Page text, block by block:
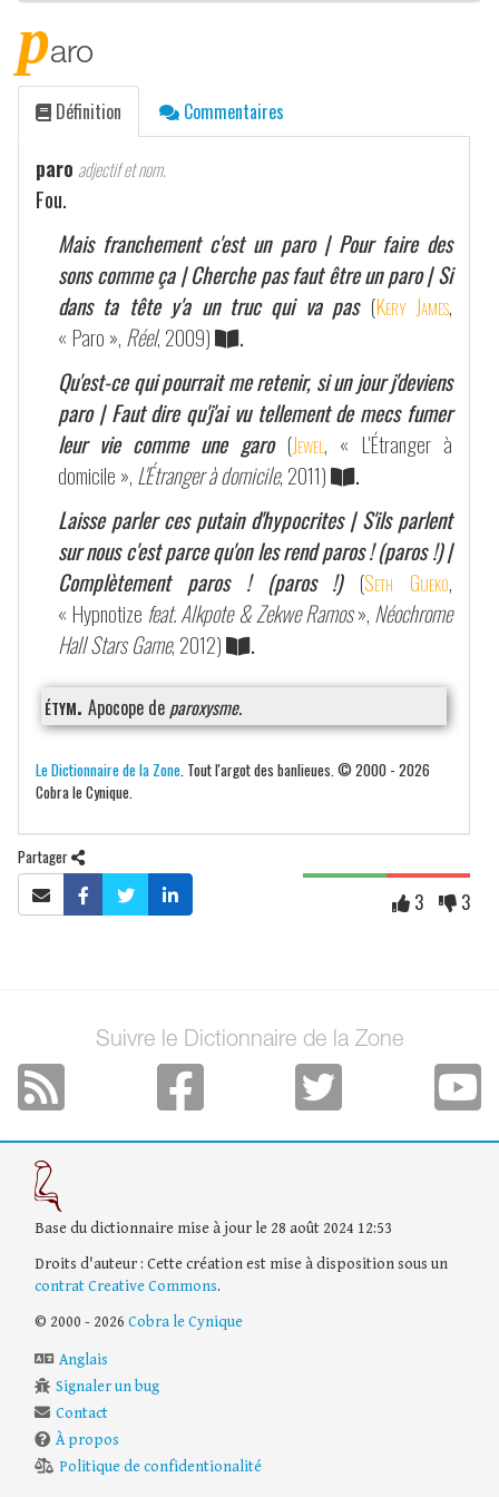
paro
Définition Commentaires
paro adjectif et nom.
Fou.
Mais franchement c'est un paro | Pour faire des
sons comme ça | Cherche pas faut être un paro | Si
dans ta tête y'a un truc qui va pas (Kery James,
« Paro », Réel, 2009)
.
Qu'est-ce qui pourrait me retenir, si un jour j'deviens
paro | Faut dire qu'j'ai vu tellement de mecs fumer
leur vie comme une garo (Jewel, « L'Étranger à
domicile », L'Étranger à domicile, 2011)
.
Laisse parler ces putain d'hypocrites | S'ils parlent
sur nous c'est parce qu'on les rend paros ! (paros !) |
Complètement paros ! (paros !) (Seth Gueko,
« Hypnotize feat. Alkpote & Zekwe Ramos», Néochrome
Hall Stars Game, 2012)
.
étym. Apocope de paroxysme.
Le Dictionnaire de la Zone . Tout l'argot des banlieues. © 2000 - 2026
Cobra le Cynique.
Partager
3 3
Suivre le Dictionnaire de la Zone
Base du dictionnaire mise à jour le 28 août 2024 12:53
Droits d'auteur : Cette création est mise à disposition sous un
contrat Creative Commons.
© 2000 - 2026 Cobra le Cynique
Anglais
Signaler un bug
Contact
À propos
Politique de confidentionalité